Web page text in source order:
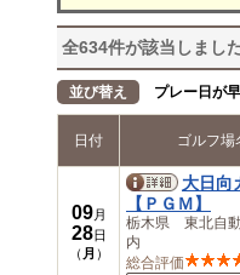
秋田県
青森県
山形県
北陸
富山県
中部
岐阜県
愛知県
三重県
近畿
全634件が該当しまし
並び替え プレー日が
日付 ゴルフ場
09月
28日
（ 月 ）
大日向
【ＰＧＭ】
栃木県 東北自
内
総合評価